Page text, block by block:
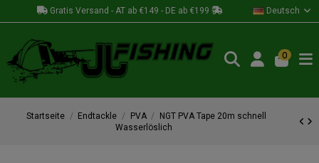
Gratis Versand - AT ab €149 - DE ab €199 Deutsch
0
Startseite Endtackle PVA
NGT PVA Tape 20m schnell
Wasserlöslich